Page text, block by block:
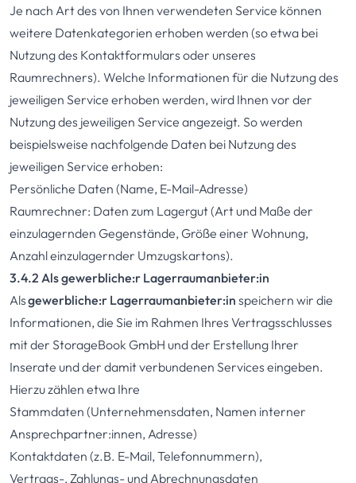
Je nach Art des von Ihnen verwendeten Service können
weitere Datenkategorien erhoben werden (so etwa bei
Nutzung des Kontaktformulars oder unseres
Raumrechners). Welche Informationen für die Nutzung des
jeweiligen Service erhoben werden, wird Ihnen vor der
Nutzung des jeweiligen Service angezeigt. So werden
beispielsweise nachfolgende Daten bei Nutzung des
jeweiligen Service erhoben:
Persönliche Daten (Name, E-Mail-Adresse)
Raumrechner: Daten zum Lagergut (Art und Maße der
einzulagernden Gegenstände, Größe einer Wohnung,
Anzahl einzulagernder Umzugskartons).
3.4.2 Als gewerbliche:r Lagerraumanbieter:in
Alsgewerbliche:r Lagerraumanbieter:in speichern wir die
Informationen, die Sie im Rahmen Ihres Vertragsschlusses
mit der StorageBook GmbH und der Erstellung Ihrer
Inserate und der damit verbundenen Services eingeben.
Hierzu zählen etwa Ihre
Stammdaten (Unternehmensdaten, Namen interner
Ansprechpartner:innen, Adresse)
Kontaktdaten (z.B. E-Mail, Telefonnummern),
Vertrags-, Zahlungs- und Abrechnungsdaten